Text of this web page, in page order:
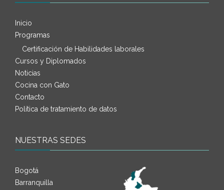
Inicio
Programas
Certificación de Habilidades laborales
Cursos y Diplomados
Noticias
Cocina con Gato
Contacto
Política de tratamiento de datos
NUESTRAS SEDES
Bogotá
Barranquilla